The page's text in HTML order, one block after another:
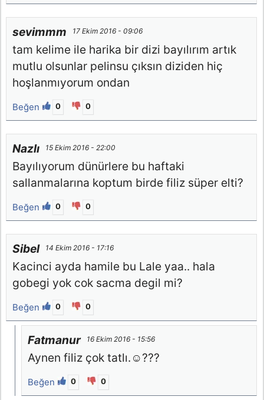
sevimmm 17 Ekim 2016 - 09:06
tam kelime ile harika bir dizi bayılırım artık
mutlu olsunlar pelinsu çıksın diziden hiç
hoşlanmıyorum ondan
Beğen 0 0
Nazlı 15 Ekim 2016 - 22:00
Bayılıyorum dünürlere bu haftaki
sallanmalarına koptum birde filiz süper elti?
Beğen 0 0
Sibel 14 Ekim 2016 - 17:16
Kacinci ayda hamile bu Lale yaa.. hala
gobegi yok cok sacma degil mi?
Beğen 0 0
Fatmanur 16 Ekim 2016 - 15:56
Aynen filiz çok tatlı.☺???
Beğen 0 0